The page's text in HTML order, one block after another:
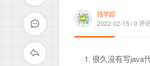
钱学超
2022-02-15 / 0 评
很久没有写java